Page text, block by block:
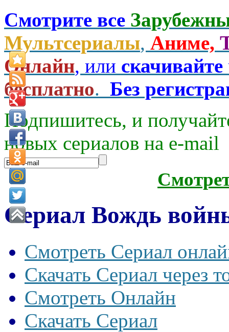
Смотрите все
Мультсериалы, Аниме,
Онлайн, или скачивайте
бесплатно. Без
Подпишитесь, и
новых сериалов на e-mаil
Сериал Вождь
Смотреть Сериал
Скачать Сериал через
Смотреть Онлайн
Скачать Сериал